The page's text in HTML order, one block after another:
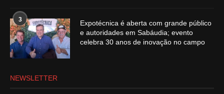
3
Expotécnica é aberta com grande público
e autoridades em Sabáudia; evento
celebra 30 anos de inovação no campo
NEWSLETTER